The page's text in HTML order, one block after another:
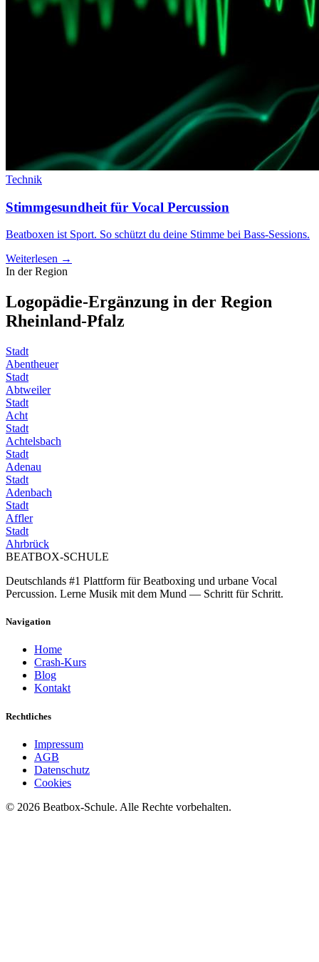
Technik
Stimmgesundheit für Vocal Percussion
Beatboxen ist Sport. So schützt du deine Stimme bei Bass-Sessions.
Weiterlesen →
In der Region
Logopädie-Ergänzung in der Region
Rheinland-Pfalz
Stadt
Abentheuer
Stadt
Abtweiler
Stadt
Acht
Stadt
Achtelsbach
Stadt
Adenau
Stadt
Adenbach
Stadt
Affler
Stadt
Ahrbrück
BEATBOX-SCHULE
Deutschlands #1 Plattform für Beatboxing und urbane Vocal
Percussion. Lerne Musik mit dem Mund — Schritt für Schritt.
Navigation
Home
Crash-Kurs
Blog
Kontakt
Rechtliches
Impressum
AGB
Datenschutz
Cookies
© 2026 Beatbox-Schule. Alle Rechte vorbehalten.